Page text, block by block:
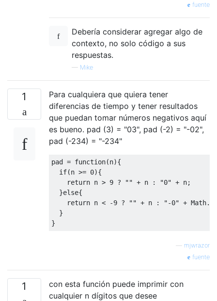
fuente
Debería considerar agregar algo de
contexto, no solo código a sus
respuestas.
— Mike
1
Para cualquiera que quiera tener
diferencias de tiempo y tener resultados
que puedan tomar números negativos aquí
es bueno. pad (3) = "03", pad (-2) = "-02",
pad (-234) = "-234"
pad = function(n){
if(n >= 0){
return n > 9 ? "" + n : "0" + n;
}else{
return n < -9 ? "" + n : "-0" + Math.
}
}
mjwrazor
fuente
1
con esta función puede imprimir con
cualquier n dígitos que desee